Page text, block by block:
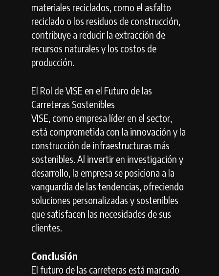
materiales reciclados, como el asfalto
reciclado o los residuos de construcción,
contribuye a reducir la extracción de
recursos naturales y los costos de
producción.
El Rol de VISE en el Futuro de las
Carreteras Sostenibles
VISE, como empresa líder en el sector,
está comprometida con la innovación y la
construcción de infraestructuras más
sostenibles. Al invertir en investigación y
desarrollo, la empresa se posiciona a la
vanguardia de las tendencias, ofreciendo
soluciones personalizadas y sostenibles
que satisfacen las necesidades de sus
clientes.
Conclusión
El futuro de las carreteras está marcado